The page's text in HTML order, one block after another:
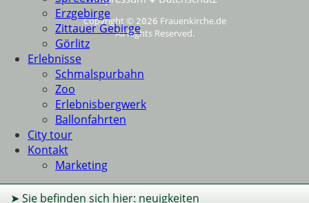
Erzgebirge
Zittauer Gebirge
Görlitz
Erlebnisse
Schmalspurbahn
Zoo
Erlebnisbergwerk
Ballonfahrten
City tour
Kontakt
Marketing
➤ Sie befinden sich hier: neuigkeiten
Copyright © 2026 Frauenkirche.de
All Rights Reserved.